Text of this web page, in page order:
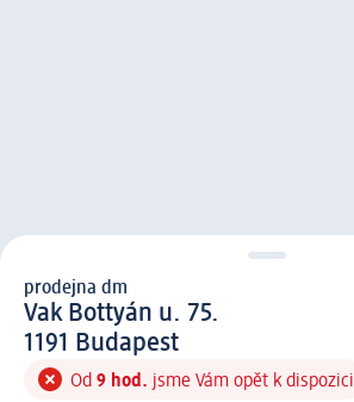
prodejna d m
prodejna dm
Vak Bottyán u. 75.
1 1 9 1
1191 Budapest
Od 9 hod. jsme Vám opět k dispozici